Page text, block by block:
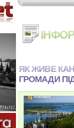
ЯК ЖИВЕ
ГРОМАДИ